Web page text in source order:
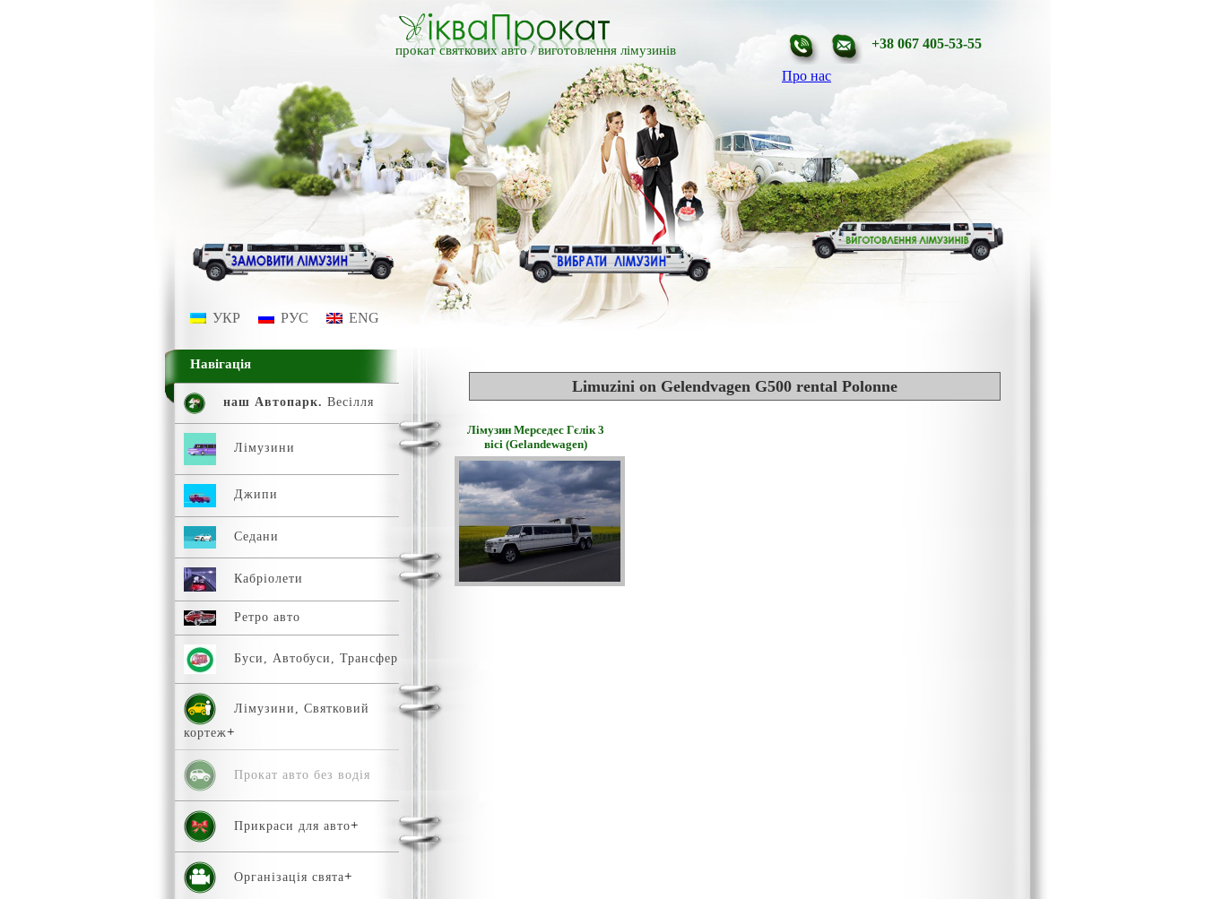
прокат святкових авто /виготовлення лімузинів
Про нас
+38 067 405-53-55
УКР РУС ENG
Навігація
наш Автопарк. Весілля
Лімузини
Джипи
Седани
Кабріолети
Ретро авто
Буси, Автобуси, Трансфер
Лімузини, Святковий
кортеж
Прокат авто без водія
Прикраси для авто
Організація свята
Lіmuzini on Gelendvagen G500 rental Polonne
Лімузин Мерседес Гєлік 3
вісі (Gelandewagen)